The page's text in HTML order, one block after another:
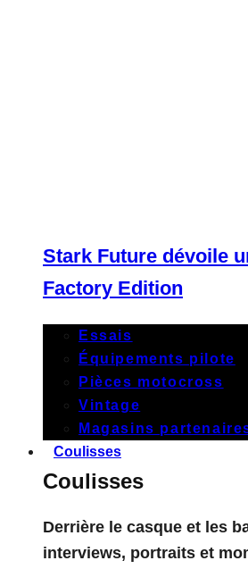
Stark Future dévoile
Factory Edition
Essais
Équipements pilote
Pièces motocross
Vintage
Magasins
Coulisses
Coulisses
Derrière le casque et les
interviews, portraits et